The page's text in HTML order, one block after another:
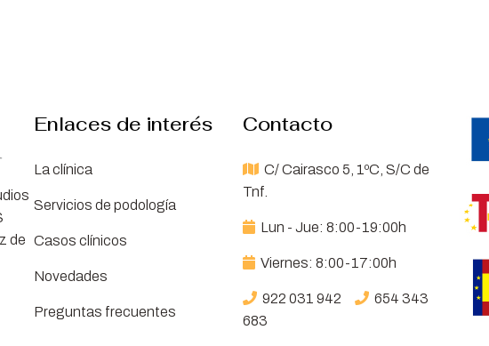
de
Enlaces de interés
La clínica
Servicios de podología
Casos clínicos
Novedades
Preguntas frecuentes
Contacto
C/ Cairasco 5, 1ºC, S/C de
Tnf.
Lun - Jue: 8:00-19:00h
Viernes: 8:00-17:00h
922 031 942
654 343
683